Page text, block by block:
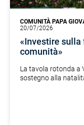
COMUNITÀ PAPA
20/07/2026
«Investire
comunità»
La tavola rotonda a
sostegno alla